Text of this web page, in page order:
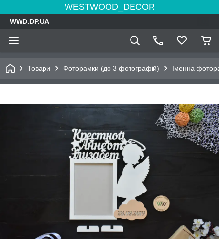
WESTWOOD_DECOR
WWD.DP.UA
Товари Фоторамки (до 3 фотографій) Іменна